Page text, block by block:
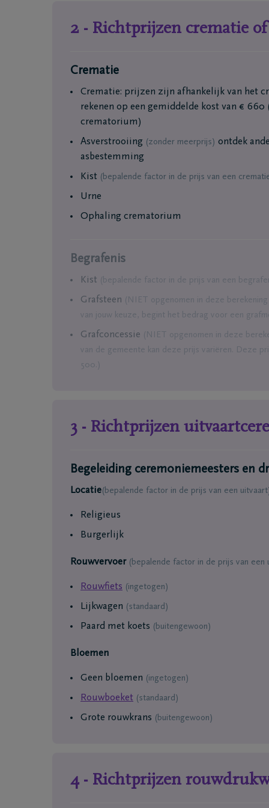
Werken bij DELA
DELA Fonds
Ik ben niet verzekerd
Ik ben verzekerd
Onze
Onze
Ons
2 - Richtprijzen crematie
Crematie
Crematie: prijzen zijn afhankelijk van het
rekenen op een gemiddelde kost van € 660
crematorium)
Asverstrooiing (zonder meerprijs) ontdek
asbestemming
Kist (bepalende factor in de prijs van een
Urne
Ophaling crematorium
Begrafenis
Kist (bepalende factor in de prijs van een
Grafsteen (NIET opgenomen in deze
van jouw keuze, begint het bedrag voor een
Grafconcessie (NIET opgenomen in deze
van de gemeente kan deze prijs variëren. Deze
500.)
3 - Richtprijzen
Begeleiding ceremoniemeesters en
Locatie(bepalende factor in de prijs van een
Religieus
Burgerlijk
Rouwvervoer (bepalende factor in de prijs van een
Rouwfiets (ingetogen)
Lijkwagen (standaard)
Paard met koets (buitengewoon)
Bloemen
Geen bloemen (ingetogen)
Rouwboeket (standaard)
Grote rouwkrans (buitengewoon)
4 - Richtprijzen